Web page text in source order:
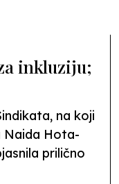
inkluziju;
na koji
Naida Hota-
prilično